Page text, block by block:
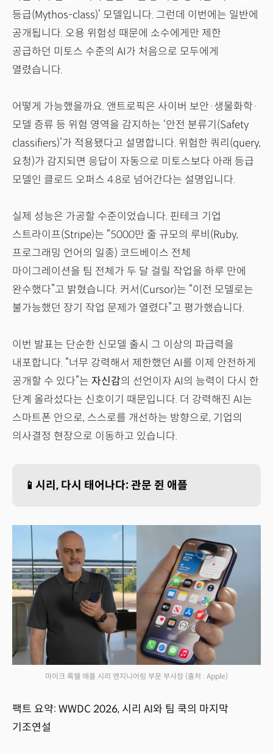
등급(Mythos-class)’ 모델입니다. 그런데 이번에는 일반에
공개됩니다. 오용 위험성 때문에 소수에게만 제한
공급하던 미토스 수준의 AI가 처음으로 모두에게
열렸습니다.
어떻게 가능했을까요. 앤트로픽은 사이버 보안·생물화학·
모델 증류 등 위험 영역을 감지하는 ‘안전 분류기(Safety
classifiers)’가 적용됐다고 설명합니다. 위험한 쿼리(query,
요청)가 감지되면 응답이 자동으로 미토스보다 아래 등급
모델인 클로드 오퍼스 4.8로 넘어간다는 설명입니다.
실제 성능은 가공할 수준이었습니다. 핀테크 기업
스트라이프(Stripe)는 “5000만 줄 규모의 루비(Ruby,
프로그래밍 언어의 일종) 코드베이스 전체
마이그레이션을 팀 전체가 두 달 걸릴 작업을 하루 만에
완수했다”고 밝혔습니다. 커서(Cursor)는 “이전 모델로는
불가능했던 장기 작업 문제가 열렸다”고 평가했습니다.
이번 발표는 단순한 신모델 출시 그 이상의 파급력을
내포합니다. “너무 강력해서 제한했던 AI를 이제 안전하게
공개할 수 있다”는 자신감의 선언이자 AI의 능력이 다시 한
단계 올라섰다는 신호이기 때문입니다. 더 강력해진 AI는
스마트폰 안으로, 스스로를 개선하는 방향으로, 기업의
의사결정 현장으로 이동하고 있습니다.
📱시리, 다시 태어나다: 관문 쥔 애플
마이크 록웰 애플 시리 엔지니어링 부문 부사장 (출처 : Apple)
팩트 요약: WWDC 2026, 시리 AI와 팀 쿡의 마지막
기조연설